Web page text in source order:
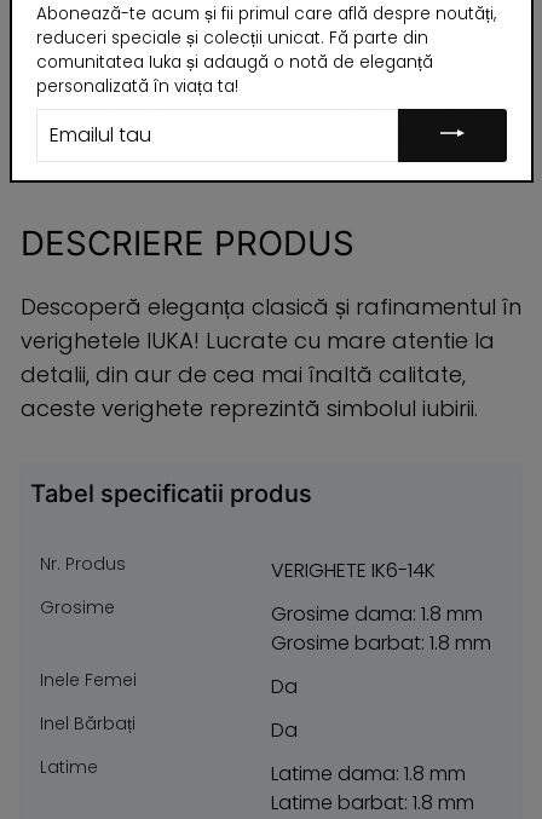
Ai întrebări?
Sună-ne la
0733 701 331
prin WhatsAPP
DESCRIERE PRODUS
Descoperă eleganța clasică și rafinamentul în
verighetele IUKA! Lucrate cu mare atentie la
detalii, din aur de cea mai înaltă calitate,
aceste verighete reprezintă simbolul iubirii.
Tabel specificatii produs
Nr. Produs VERIGHETE IK6-14K
Grosime
Grosime dama: 1.8 mm
Grosime barbat: 1.8 mm
Inele Femei Da
Inel Bărbați Da
Latime
Latime dama: 1.8 mm
Latime barbat: 1.8 mm
Abonează-te acum și fii primul care află despre noutăți,
reduceri speciale și colecții unicat. Fă parte din
comunitatea Iuka și adaugă o notă de eleganță
personalizată în viața ta!
TAU